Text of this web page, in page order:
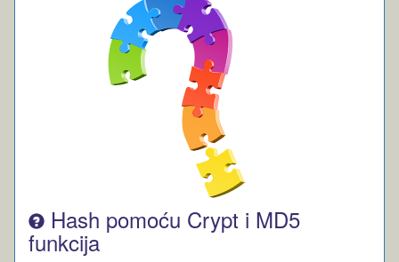
Hash pomoću Crypt i MD5
funkcija